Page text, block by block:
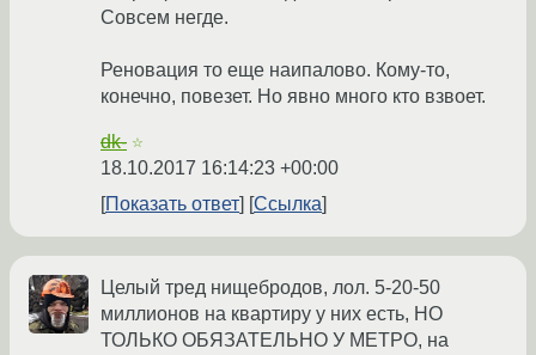
Совсем негде.
Реновация то еще наипалово. Кому-то,
конечно, повезет. Но явно много кто взвоет.
dk- ☆
18.10.2017 16:14:23 +00:00
Показать ответ
Ссылка
Целый тред нищебродов, лол. 5-20-50
миллионов на квартиру у них есть, НО
ТОЛЬКО ОБЯЗАТЕЛЬНО У МЕТРО, на